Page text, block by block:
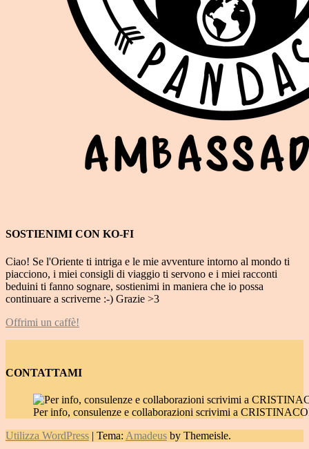
SOSTIENIMI CON KO-FI
Ciao! Se l'Oriente ti intriga e le mie avventure intorno al mondo ti
piacciono, i miei consigli di viaggio ti servono e i miei racconti
beduini ti fanno sognare, sostienimi in maniera che io possa
continuare a scriverne :-) Grazie >3
Offrimi un caffè!
CONTATTAMI
Per info, consulenze e collaborazioni scrivimi a
Utilizza WordPress | Tema: Amadeus by Themeisle.